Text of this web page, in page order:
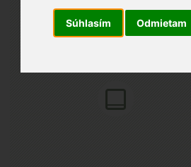
Súhlasím Odmietam